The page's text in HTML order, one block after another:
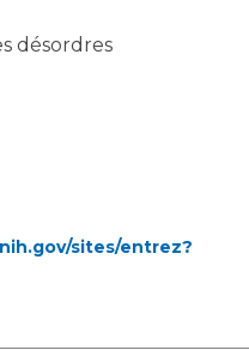
désordres
sites/entrez?